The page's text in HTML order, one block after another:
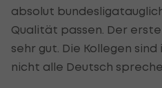
absolut
Qualität passen. Der
sehr gut. Die Kollegen
nicht alle Deutsch